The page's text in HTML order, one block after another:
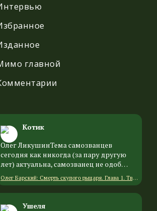
главной
Котик
Олег ЛикушинТема самозванцев
сегодня как никогда (за пару другую
лет) актуальна, самозванец не одоб…
Олег Барский: Смерть скупого рыцаря. Глава 1. Творческие люди (4/7)
Ушеля